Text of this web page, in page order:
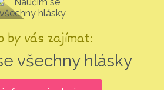
by vás zajímat:
všechny hlásky